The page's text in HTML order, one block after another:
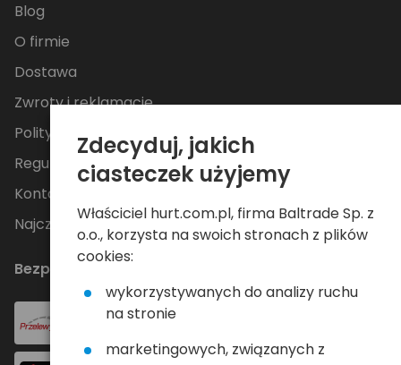
Blog
O firmie
Dostawa
Zwroty i reklamacje
Polityka Prywatności
Regulamin
Kontakt
Najczęściej zadawane pytania
Bezpieczne płatności
Zdecyduj, jakich
ciasteczek użyjemy
Właściciel hurt.com.pl, firma Baltrade Sp. z
o.o., korzysta na swoich stronach z plików
cookies:
wykorzystywanych do analizy ruchu
na stronie
marketingowych, związanych z